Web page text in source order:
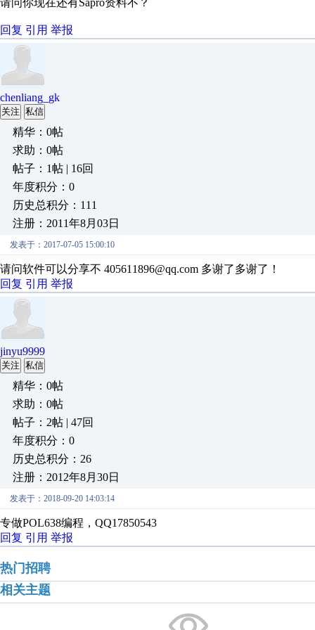
请问你现在还有Sapro资料不？
回复 引用 举报
chenliang_gk
关注 私信
精华：0帖
求助：0帖
帖子：1帖 | 16回
年度积分：0
历史总积分：111
注册：2011年8月03日
发表于：2017-07-05 15:00:10
请问软件可以分享不 405611896@qq.com 多谢了多谢了！
回复 引用 举报
jinyu9999
关注 私信
精华：0帖
求助：0帖
帖子：2帖 | 47回
年度积分：0
历史总积分：26
注册：2012年8月30日
发表于：2018-09-20 14:03:14
专做POL638编程，QQ17850543
回复 引用 举报
热门招聘
相关主题